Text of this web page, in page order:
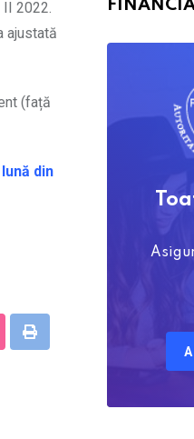
2022.
ajustată
(față
din
Print